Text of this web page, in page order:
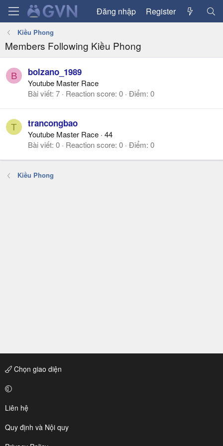
Đăng nhập Register
Kiều Phong
Members Following Kiều Phong
B bolzano_1989
Youtube Master Race
Bài viết 7 Reaction score 0 Điểm 0
T trancongbao
Youtube Master Race · 44
Bài viết 0 Reaction score 0 Điểm 0
Kiều Phong
Chọn giao diện
Liên hệ
Quy định và Nội quy